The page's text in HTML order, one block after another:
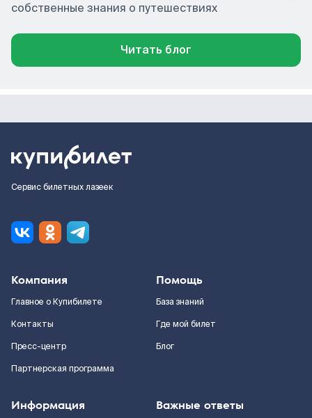
собственные знания о путешествиях
Читать блог
Сервис билетных лазеек
Компания
Главное о Купибилете
Контакты
Пресс-центр
Партнерская программа
Помощь
База знаний
Где мой билет
Блог
Информация Важные ответы